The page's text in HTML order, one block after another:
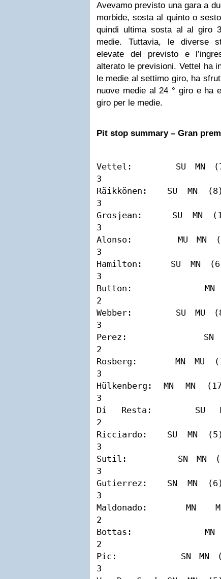
Avevamo previsto una gara a
morbide, sosta al quinto o
quindi ultima sosta al al giro
medie. Tuttavia, le diverse
elevate del previsto e
alterato le previsioni. Vettel ha
le medie al settimo giro, ha
nuove medie al 24 ° giro e ha
giro per le medie.
Pit stop summary – Gran
Vettel:     SU MN
3
Räikkönen:  SU MN
3
Grosjean:   SU MN
3
Alonso:     MU MN
3
Hamilton:   SU MN
3
Button:     MN
2
Webber:     SU MU
3
Perez:      SN
2
Rosberg:    MN MU
3
Hülkenberg: MN MN
3
Di Resta:   SU
2
Ricciardo:  SU MN
3
Sutil:      SN MN
3
Gutierrez:  SN MN
3
Maldonado:  MN
2
Bottas:     MN
2
Pic:        SN MN
3